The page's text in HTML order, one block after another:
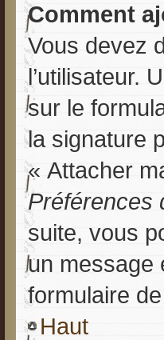
Comment
Vous devez
l’utilisateur.
sur le
la signature
« Attacher
Préférences
suite, vous
un message
formulaire
Haut